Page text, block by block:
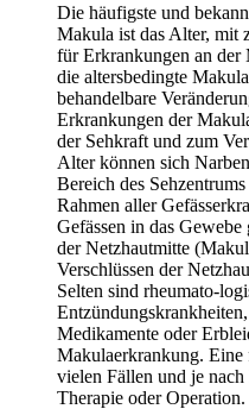
Die häufigste und
Makula ist das Alter, mit
für Erkrankungen an der
die altersbedingte
behandelbare
Erkrankungen der
der Sehkraft und zum
Alter können sich
Bereich des
Rahmen aller
Gefässen in das
der Netzhautmitte
Verschlüssen der
Selten sind rheumato-
Medikamente oder
Makulaerkrankung. Eine
vielen Fällen und je
Therapie oder Operation.